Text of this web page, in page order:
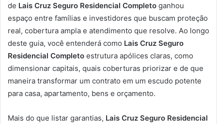
de Lais Cruz Seguro Residencial Completo ganhou
espaço entre famílias e investidores que buscam proteção
real, cobertura ampla e atendimento que resolve. Ao longo
deste guia, você entenderá como Lais Cruz Seguro
Residencial Completo estrutura apólices claras, como
dimensionar capitais, quais coberturas priorizar e de que
maneira transformar um contrato em um escudo potente
para casa, apartamento, bens e orçamento.
Mais do que listar garantias, Lais Cruz Seguro Residencial